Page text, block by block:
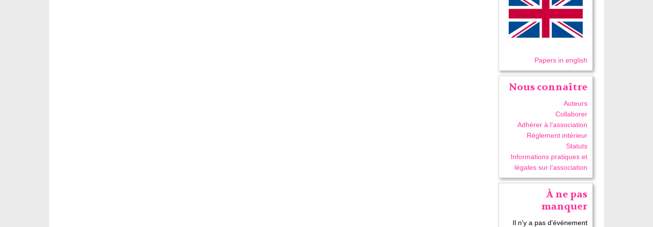
Papers in english
Nous connaître
Auteurs
Collaborer
Adhérer à l’association
Réglement intérieur
Statuts
Informations pratiques et
légales sur l’association
À ne pas
manquer
Il n'y a pas d'événement